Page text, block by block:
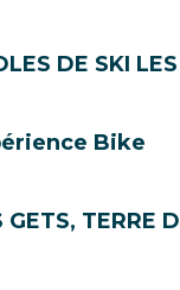
DE SKI
Bike
GETS, TERRE
Les Gets